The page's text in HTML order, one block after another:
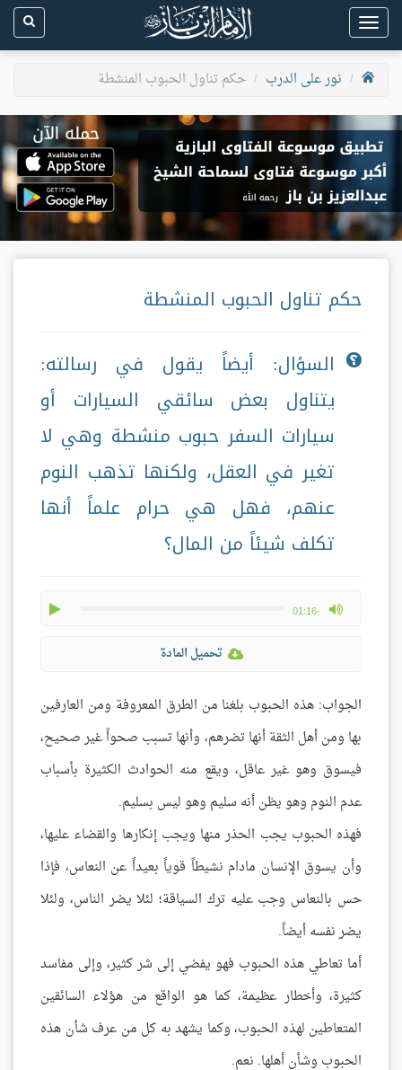
Toggle
navigation
نور على الدرب
حكم تناول الحبوب المنشطة
حكم تناول الحبوب المنشطة
السؤال: أيضاً يقول في رسالته:
يتناول بعض سائقي السيارات أو
سيارات السفر حبوب منشطة وهي لا
تغير في العقل، ولكنها تذهب النوم
عنهم، فهل هي حرام علماً أنها
تكلف شيئاً من المال؟
-01:16
max volume
تحميل المادة
الجواب: هذه الحبوب بلغنا من الطرق المعروفة ومن العارفين
بها ومن أهل الثقة أنها تضرهم، وأنها تسبب صحواً غير صحيح،
فيسوق وهو غير عاقل، ويقع منه الحوادث الكثيرة بأسباب
عدم النوم وهو يظن أنه سليم وهو ليس بسليم.
فهذه الحبوب يجب الحذر منها ويجب إنكارها والقضاء عليها،
وأن يسوق الإنسان مادام نشيطاً قوياً بعيداً عن النعاس، فإذا
حس بالنعاس وجب عليه ترك السياقة؛ لئلا يضر الناس، ولئلا
يضر نفسه أيضاً.
أما تعاطي هذه الحبوب فهو يفضي إلى شر كثير، وإلى مفاسد
كثيرة، وأخطار عظيمة، كما هو الواقع من هؤلاء السائقين
المتعاطين لهذه الحبوب، وكما يشهد به كل من عرف شأن هذه
الحبوب وشأن أهلها. نعم.